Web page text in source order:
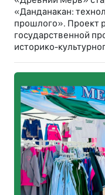
«Данданакан:
прошлого». Проект
государственной
историко-